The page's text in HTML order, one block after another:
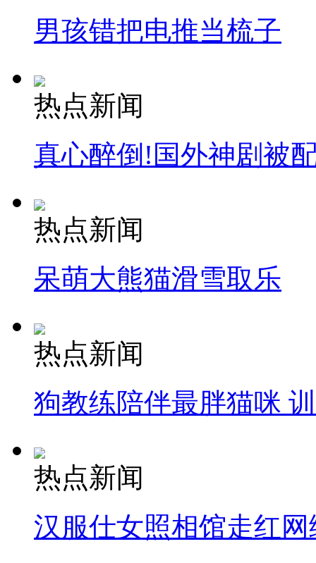
男孩错把电推当梳子
热点新闻
真心醉倒!国外神剧被
热点新闻
呆萌大熊猫滑雪取乐
热点新闻
狗教练陪伴最胖猫咪
热点新闻
汉服仕女照相馆走红网